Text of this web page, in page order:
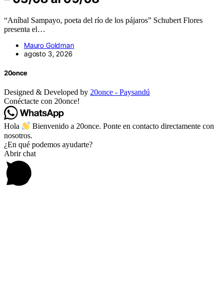
“Aníbal Sampayo, poeta del río de los pájaros” Schubert Flores
presenta el…
Mauro Goldman
agosto 3, 2026
20once
Designed & Developed by 20once - Paysandú
Conéctacte con 20once!
Hola
Bienvenido a 20once. Ponte en contacto directamente con
nosotros.
¿En qué podemos ayudarte?
Abrir chat